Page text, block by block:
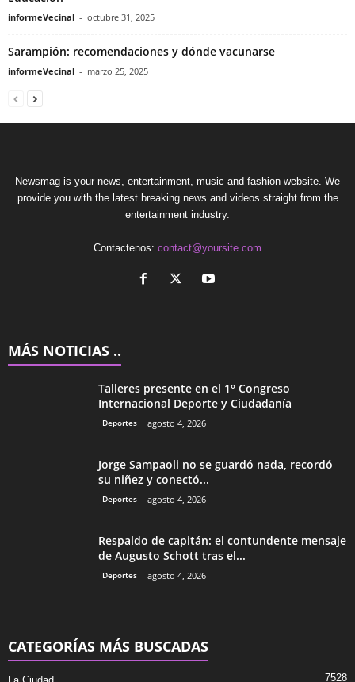
informeVecinal - octubre 31, 2025
Sarampión: recomendaciones y dónde vacunarse
informeVecinal - marzo 25, 2025
Newsmag is your news, entertainment, music and fashion website. We
provide you with the latest breaking news and videos straight from the
entertainment industry.
Contactenos: contact@yoursite.com
MÁS NOTICIAS ..
Talleres presente en el 1° Congreso
Internacional Deporte y Ciudadanía
Deportes agosto 4, 2026
Jorge Sampaoli no se guardó nada, recordó
su niñez y conectó...
Deportes agosto 4, 2026
Respaldo de capitán: el contundente mensaje
de Augusto Schott tras el...
Deportes agosto 4, 2026
CATEGORÍAS MÁS BUSCADAS
7528